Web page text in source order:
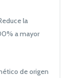
la
a mayor
de origen